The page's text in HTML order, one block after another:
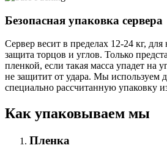
Безопасная упаковка сервера
Сервер весит в пределах 12-24 кг,
защита торцов и углов. Только
пленкой, если такая масса упадет на
не защитит от удара. Мы используем
специально расcчитанную упаковку
Как упаковываем мы
Пленка